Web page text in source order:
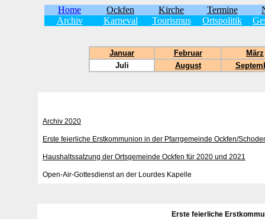
Home Ockfen Kirche Termine
Archiv
Karneval Tourismus Ortspolitik
Januar Februar
März
Juli
August
Archiv 2020
Erste feierliche Erstkommunion in der Pfarrgemeinde Ockfen/
Haushaltssatzung der Ortsgemeinde Ockfen für 2020 und 2021
Open-Air-Gottesdienst an der Lourdes Kapelle
Erste feierliche